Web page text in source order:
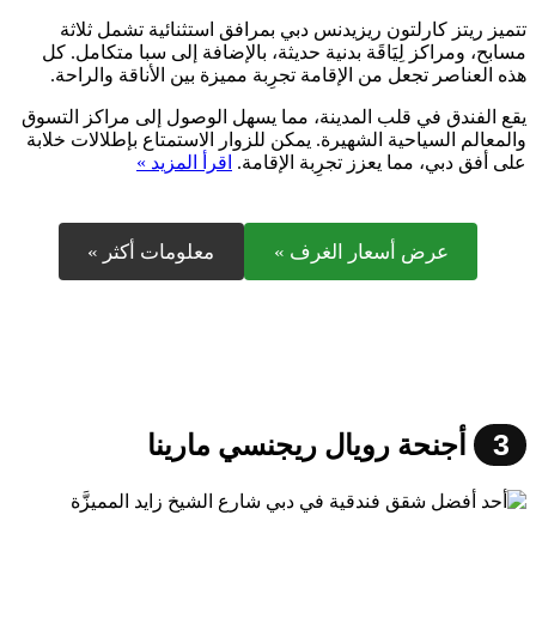
تتميز ريتز كارلتون ريزيدنس دبي بمرافق استثنائية تشمل ثلاثة
مسابح، ومراكز لِيَاقَة بدنية حديثة، بالإضافة إلى سبا متكامل. كل
هذه العناصر تجعل من الإقامة تجرِبة مميزة بين الأناقة والراحة.
يقع الفندق في قلب المدينة، مما يسهل الوصول إلى مراكز التسوق
والمعالم السياحية الشهيرة. يمكن للزوار الاستمتاع بإطلالات خلابة
على أفق دبي، مما يعزز تجرِبة الإقامة. اقرأ المزيد »
عرض أسعار الغرف » معلومات أكثر »
3 أجنحة رويال ريجنسي مارينا